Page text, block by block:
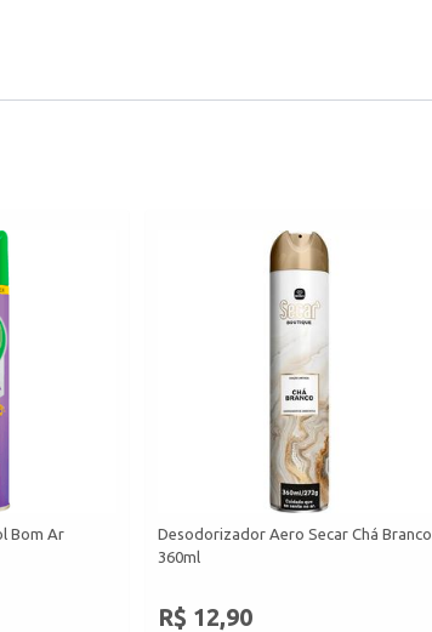
Bom Ar
Desodorizador Aero Secar Chá Branco
360ml
R$ 12,90